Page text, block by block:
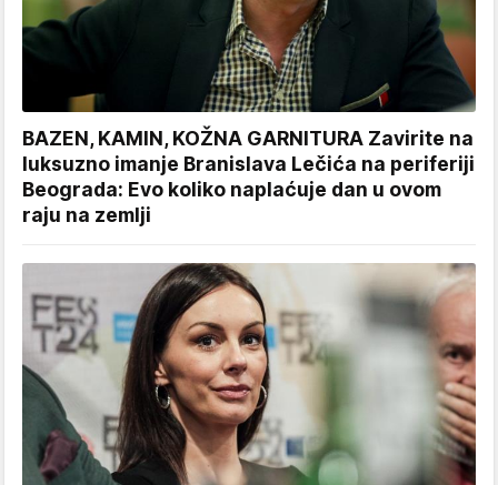
BAZEN, KAMIN, KOŽNA GARNITURA Zavirite na
luksuzno imanje Branislava Lečića na periferiji
Beograda: Evo koliko naplaćuje dan u ovom
raju na zemlji